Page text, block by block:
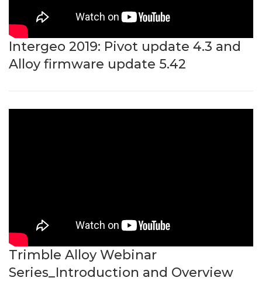
Intergeo 2019: Pivot update 4.3 and
Alloy firmware update 5.42
Trimble Alloy Webinar
Series_Introduction and Overview